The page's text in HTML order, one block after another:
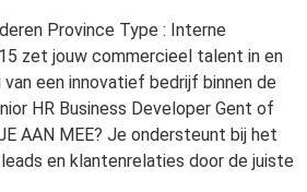
Province Type : Interne
zet jouw commercieel talent in en
een innovatief bedrijf binnen de
HR Business Developer Gent of
AAN MEE? Je ondersteunt bij het
en klantenrelaties door de juiste